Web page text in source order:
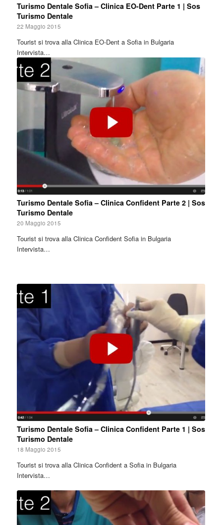
Turismo Dentale Sofia – Clinica EO-Dent Parte 1 | Sos
Turismo Dentale
22 Maggio 2015
Tourist si trova alla Clinica EO-Dent a Sofia in Bulgaria
Intervista…
Turismo Dentale Sofia – Clinica Confident Parte 2 | Sos
Turismo Dentale
20 Maggio 2015
Tourist si trova alla Clinica Confident Sofia in Bulgaria
Intervista…
Turismo Dentale Sofia – Clinica Confident Parte 1 | Sos
Turismo Dentale
18 Maggio 2015
Tourist si trova alla Clinica Confident a Sofia in Bulgaria
Intervista…